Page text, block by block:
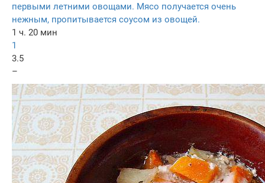
первыми летними овощами. Мясо получается очень
нежным, пропитывается соусом из овощей.
1 ч. 20 мин
1
3.5
–